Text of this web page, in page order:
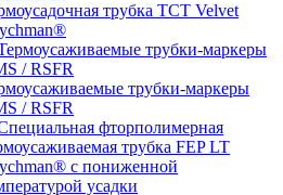
трубка TCT Velvet
трубки-маркеры
/ RSFR